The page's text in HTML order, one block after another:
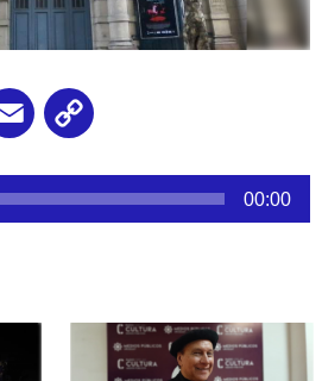
Email
00:00